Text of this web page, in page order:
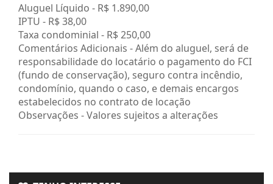
Aluguel Líquido - R$ 1.890,00
IPTU - R$ 38,00
Taxa condominial - R$ 250,00
Comentários Adicionais - Além do aluguel, será de
responsabilidade do locatário o pagamento do FCI
(fundo de conservação), seguro contra incêndio,
condomínio, quando o caso, e demais encargos
estabelecidos no contrato de locação
Observações - Valores sujeitos a alterações